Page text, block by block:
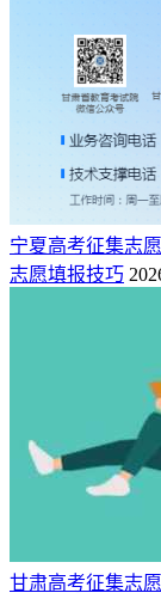
宁夏高考征集志
志愿填报技巧
甘肃高考征集志